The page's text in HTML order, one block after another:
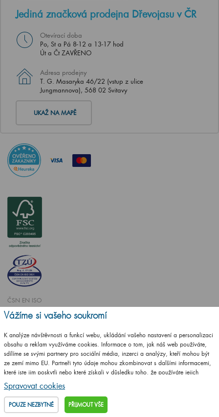
Jediná značková prodejna Dřevojasu v ČR
Otevírací doba
Po, St a Pá 8-12 a 13-17 hod
Út a Čt ZAVŘENO
Adresa prodejny
T. G. Masaryka 46/22 (vstup z ulice
Jungmannova), 568 02 Svitavy
UKAŽ NA MAPĚ
ČSN EN ISO
14001:2016
9001:2016
Vytvořilo studioCZECHGROUP.cz
© 2009 - 2025 Koupelnový nábytek Dřevojas v. d.,
Vážíme si vašeho soukromí
K analýze návštěvnosti a funkcí webu, ukládání vašeho nastavení a personalizaci
obsahu a reklam využíváme cookies. Informace o tom, jak náš web používáte,
sdílíme se svými partnery pro sociální média, inzerci a analýzy, kteří mohou být
ze zemí mimo EU. Partneři tyto údaje mohou zkombinovat s dalšími informacemi,
které jste jim poskytli nebo které získali v důsledku toho, že používáte jejich
služby.
Podrobné informace
Spravovat cookies
POUZE NEZBYTNÉ PŘIJMOUT VŠE